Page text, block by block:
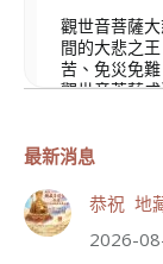
觀世音菩薩
間的大悲之
苦、免災免
觀世音菩薩
最新消息
恭祝 地
2026-